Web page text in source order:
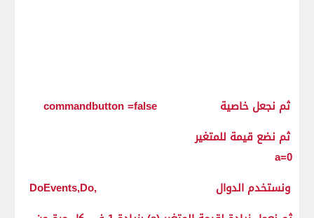
ثم نجعل خاصية commandbutton =false
ثم نضع قيمة للمتغير
a=0
ونستخدم الدوال ,DoEvents,Do